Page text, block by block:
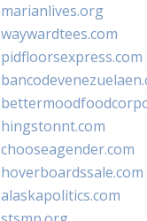
marianlives.org
waywardtees.com
pidfloorsexpress.com
hingstonnt.com
chooseagender.com
hoverboardssale.com
alaskapolitics.com